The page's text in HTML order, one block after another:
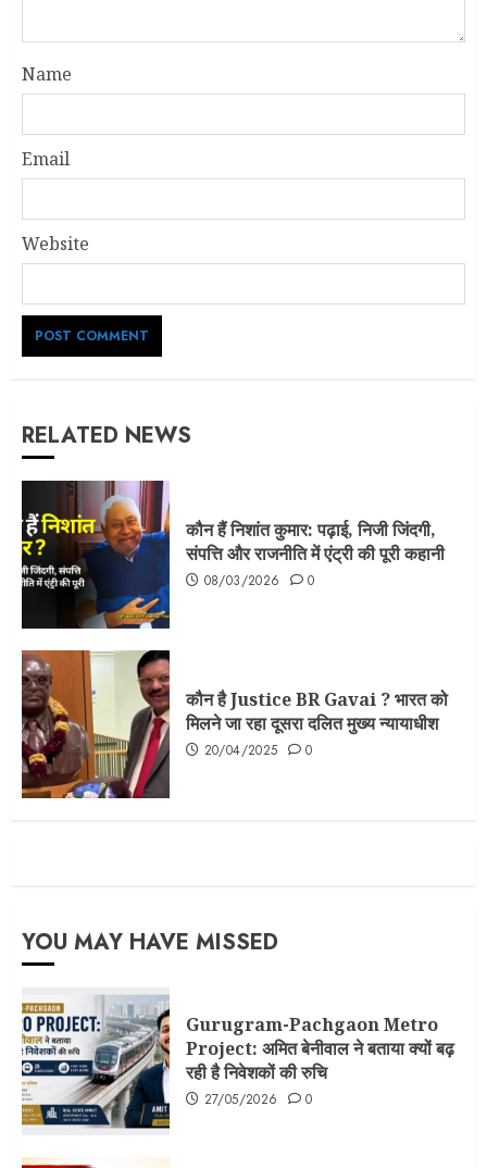
Name
Email
Website
RELATED NEWS
कौन हैं निशांत कुमार: पढ़ाई, निजी जिंदगी,
संपत्ति और राजनीति में एंट्री की पूरी कहानी
08/03/2026 0
कौन है Justice BR Gavai ? भारत को
मिलने जा रहा दूसरा दलित मुख्य न्यायाधीश
20/04/2025 0
YOU MAY HAVE MISSED
Gurugram-Pachgaon Metro
Project: अमित बेनीवाल ने बताया क्यों बढ़
रही है निवेशकों की रुचि
27/05/2026 0